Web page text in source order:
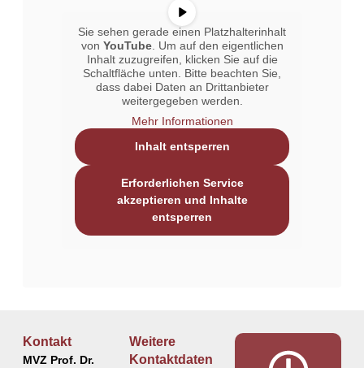
Sie sehen gerade einen Platzhalterinhalt
von YouTube. Um auf den eigentlichen
Inhalt zuzugreifen, klicken Sie auf die
Schaltfläche unten. Bitte beachten Sie,
dass dabei Daten an Drittanbieter
weitergegeben werden.
Mehr Informationen
Inhalt entsperren
Erforderlichen Service
akzeptieren und Inhalte
entsperren
Kontakt
MVZ Prof. Dr.
Weitere
Kontaktdaten